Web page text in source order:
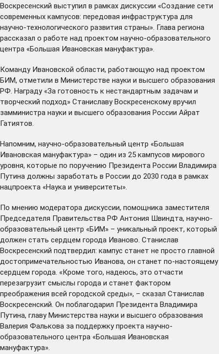
Воскресенский выступил в рамках дискуссии «Создание сети
современных кампусов: передовая инфраструктура для
научно-технологического развития страны». Глава региона
рассказал о работе над проектом научно-образовательного
центра «Большая Ивановская мануфактура».
Команду Ивановской области, работающую над проектом
БИМ, отметили в Министерстве науки и высшего образования
РФ. Награду «За готовность к нестандартным задачам и
творческий подход» Станиславу Воскресенскому вручил
замминистра науки и высшего образования России Айрат
Гатиятов.
Напомним, научно-образовательный центр «Большая
Ивановская мануфактура» – один из 25 кампусов мирового
уровня, которые по поручению Президента России Владимира
Путина должны заработать в России до 2030 года в рамках
нацпроекта «Наука и университеты».
По мнению модератора дискуссии, помощника заместителя
Председателя Правительства РФ Антония Швиндта, научно-
образовательный центр «БИМ» – уникальный проект, который
должен стать сердцем города Иваново. Станислав
Воскресенский подтвердил: кампус станет не просто главной
достопримечательностью Иванова, он станет по-настоящему
сердцем города. «Кроме того, надеюсь, это отчасти
перезагрузит смыслы города и станет фактором
преображения всей городской среды», – сказал Станислав
Воскресенский. Он поблагодарил Президента Владимира
Путина, главу Министерства науки и высшего образования
Валерия Фалькова за поддержку проекта научно-
образовательного центра «Большая Ивановская
мануфактура».